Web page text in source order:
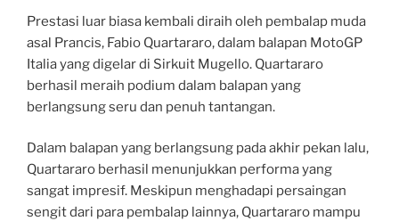
Prestasi luar biasa kembali diraih oleh pembalap muda
asal Prancis, Fabio Quartararo, dalam balapan MotoGP
Italia yang digelar di Sirkuit Mugello. Quartararo
berhasil meraih podium dalam balapan yang
berlangsung seru dan penuh tantangan.
Dalam balapan yang berlangsung pada akhir pekan lalu,
Quartararo berhasil menunjukkan performa yang
sangat impresif. Meskipun menghadapi persaingan
sengit dari para pembalap lainnya, Quartararo mampu